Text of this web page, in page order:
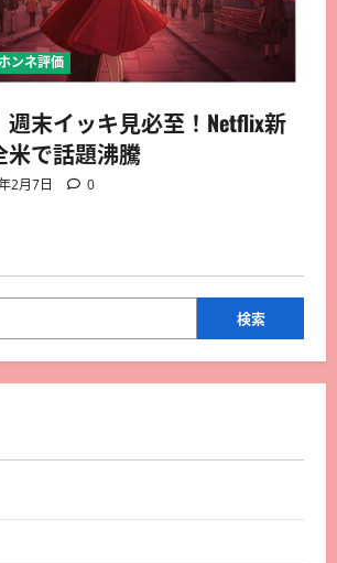
ンネ評価
週末イッキ見必至！Netflix新
米で話題沸騰
2月7日 0
検索